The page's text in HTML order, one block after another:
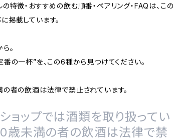
特徴・おすすめの飲む順番・ペアリング・FAQは、この
掲載しています。
。
番の一杯”を、この6種から見つけてください。
者の飲酒は法律で禁止されています。
ョップでは酒類を取り扱ってい
歳未満の者の飲酒は法律で禁